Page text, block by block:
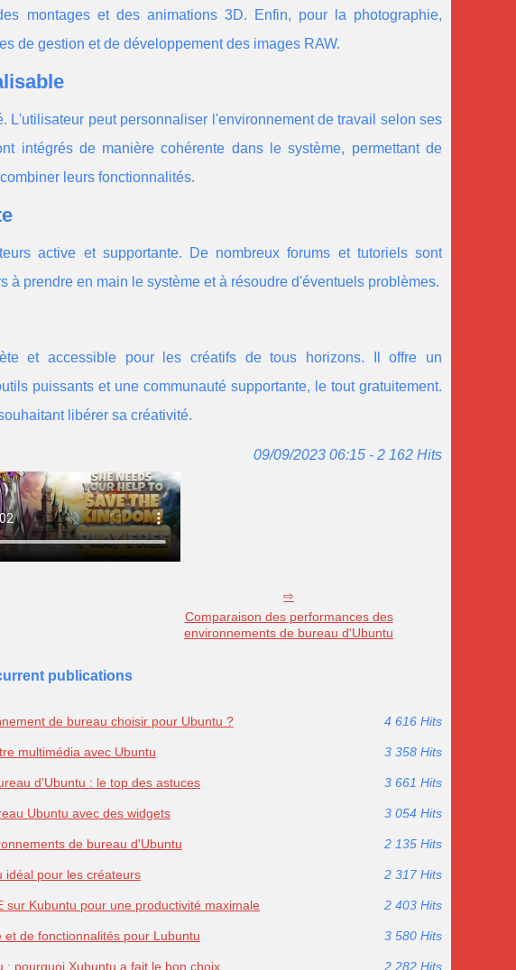
montages et des animations 3D. Enfin, pour la photographie,
de gestion et de développement des images RAW.
L'utilisateur peut personnaliser l'environnement de travail selon ses
intégrés de manière cohérente dans le système, permettant de
leurs fonctionnalités.
active et supportante. De nombreux forums et tutoriels sont
prendre en main le système et à résoudre d'éventuels problèmes.
et accessible pour les créatifs de tous horizons. Il offre un
puissants et une communauté supportante, le tout gratuitement.
libérer sa créativité.
09/09/2023 06:15 - 2 162 Hits
Comparaison des performances des
environnements de bureau d'Ubuntu
publications
de bureau choisir pour Ubuntu ? 4 616 Hits
multimédia avec Ubuntu 3 358 Hits
d'Ubuntu : le top des astuces 3 661 Hits
Ubuntu avec des widgets 3 054 Hits
de bureau d'Ubuntu 2 135 Hits
idéal pour les créateurs 2 317 Hits
Kubuntu pour une productivité maximale 2 403 Hits
de fonctionnalités pour Lubuntu 3 580 Hits
: pourquoi Xubuntu a fait le bon choix 2 282 Hits